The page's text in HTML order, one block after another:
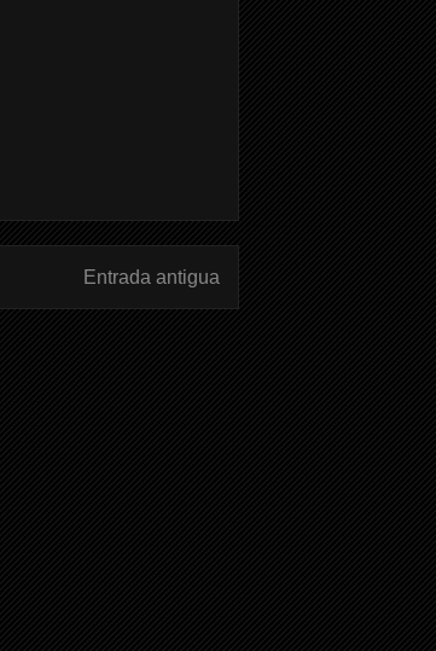
Entrada antigua